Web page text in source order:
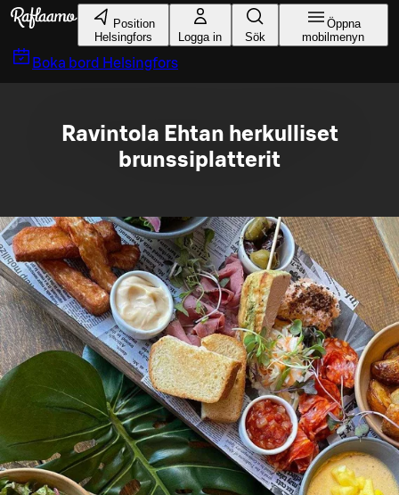
Gå till huvudinnehållet
Position
Helsingfors
Logga in Sök
Öppna
mobilmenyn
Boka bord Helsingfors
Ravintola Ehtan herkulliset
brunssiplatterit